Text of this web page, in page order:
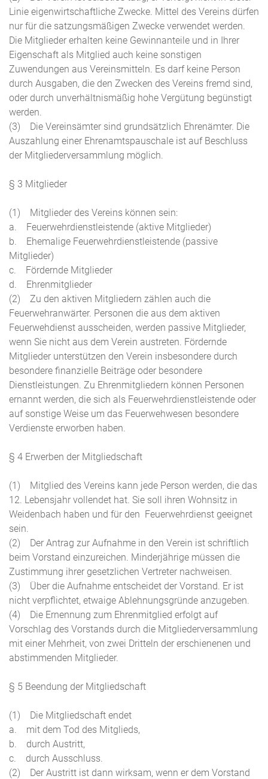
Linie eigenwirtschaftliche Zwecke. Mittel des Vereins dürfen
nur für die satzungsmäßigen Zwecke verwendet werden.
Die Mitglieder erhalten keine Gewinnanteile und in Ihrer
Eigenschaft als Mitglied auch keine sonstigen
Zuwendungen aus Vereinsmitteln. Es darf keine Person
durch Ausgaben, die den Zwecken des Vereins fremd sind,
oder durch unverhältnismäßig hohe Vergütung begünstigt
werden.
(3) Die Vereinsämter sind grundsätzlich Ehrenämter. Die
Auszahlung einer Ehrenamtspauschale ist auf Beschluss
der Mitgliederversammlung möglich.
§ 3 Mitglieder
(1) Mitglieder des Vereins können sein:
a. Feuerwehrdienstleistende (aktive Mitglieder)
b. Ehemalige Feuerwehrdienstleistende (passive
Mitglieder)
c. Fördernde Mitglieder
d. Ehrenmitglieder
(2) Zu den aktiven Mitgliedern zählen auch die
Feuerwehranwärter. Personen die aus dem aktiven
Feuerwehdienst ausscheiden, werden passive Mitglieder,
wenn Sie nicht aus dem Verein austreten. Fördernde
Mitglieder unterstützen den Verein insbesondere durch
besondere finanzielle Beiträge oder besondere
Dienstleistungen. Zu Ehrenmitgliedern können Personen
ernannt werden, die sich als Feuerwehrdienstleistende oder
auf sonstige Weise um das Feuerwehwesen besondere
Verdienste erworben haben.
§ 4 Erwerben der Mitgliedschaft
(1) Mitglied des Vereins kann jede Person werden, die das
12. Lebensjahr vollendet hat. Sie soll ihren Wohnsitz in
Weidenbach haben und für den Feuerwehrdienst geeignet
sein.
(2) Der Antrag zur Aufnahme in den Verein ist schriftlich
beim Vorstand einzureichen. Minderjährige müssen die
Zustimmung ihrer gesetzlichen Vertreter nachweisen.
(3) Über die Aufnahme entscheidet der Vorstand. Er ist
nicht verpflichtet, etwaige Ablehnungsgründe anzugeben.
(4) Die Ernennung zum Ehrenmitglied erfolgt auf
Vorschlag des Vorstands durch die Mitgliederversammlung
mit einer Mehrheit, von zwei Dritteln der erschienenen und
abstimmenden Mitglieder.
§ 5 Beendung der Mitgliedschaft
(1) Die Mitgliedschaft endet
a. mit dem Tod des Mitglieds,
b. durch Austritt,
c. durch Ausschluss.
(2) Der Austritt ist dann wirksam, wenn er dem Vorstand